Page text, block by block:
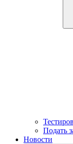
Подать
Новости